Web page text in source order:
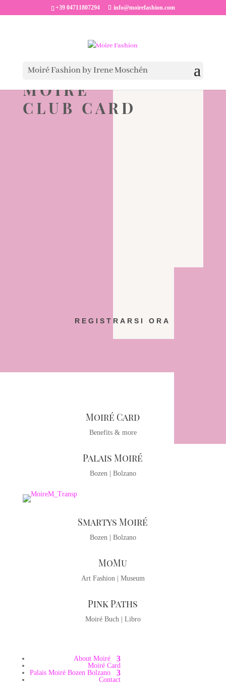
+39 04711807294 info@moirefashion.com
Moiré Fashion by Irene Moschén
MOIRÉ
CLUB CARD
REGISTRARSI ORA
Moiré Card
Benefits & more
Palais Moiré
Bozen | Bolzano
Smartys Moiré
Bozen | Bolzano
MoMu
Art Fashion | Museum
Pink Paths
Moiré Buch | Libro
About Moiré
Moiré Card
Palais Moiré Bozen Bolzano
Contact